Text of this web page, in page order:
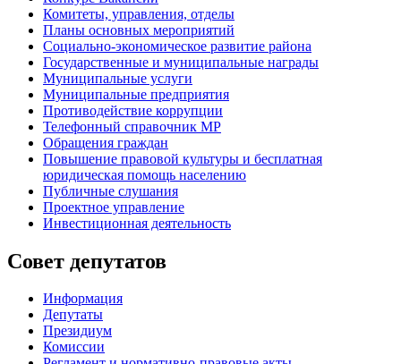
Комитеты, управления, отделы
Планы основных мероприятий
Социально-экономическое развитие района
Государственные и муниципальные награды
Муниципальные услуги
Муниципальные предприятия
Противодействие коррупции
Телефонный справочник МР
Обращения граждан
Повышение правовой культуры и бесплатная
юридическая помощь населению
Публичные слушания
Проектное управление
Инвестиционная деятельность
Совет депутатов
Информация
Депутаты
Президиум
Комиссии